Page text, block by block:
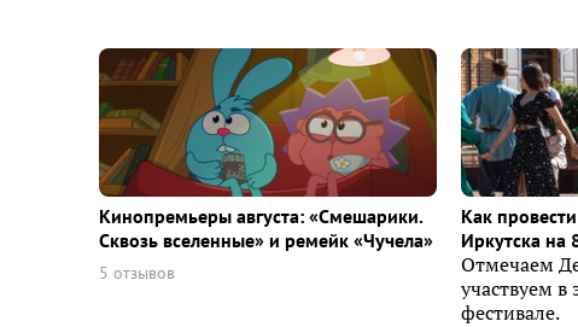
Кинопремьеры августа: «Смешарики.
Сквозь вселенные» и ремейк «Чучела»
5 отзывов
Как
Иркутска на
Отмечаем
участвуем в
фестивале.